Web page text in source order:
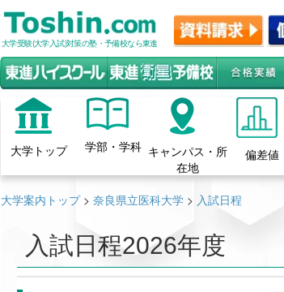
大学受験(大学入試)対策の塾・予備校なら東進
大学トップ 学部・学科 キャンパス・所
在地
偏差値
大学案内トップ> 奈良県立医科大学 > 入試日程
入試日程2026年度